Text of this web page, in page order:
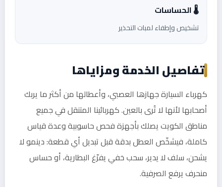
🌡️ الحساسات
تشخيص وإطفاء لمبات التحذير
تفاصيل الخدمة ومزاياها
كهرباء السيارة جهازها العصبي، وأعطالها من أكثر ما يربك
أصحابها لأنها لا تُرى بالعين. كهربائينا المتنقل في جميع
مناطق الكويت يصلك بأجهزة فحص حاسوبية وعدة قياس
كاملة، فيشخّص العطل بدقة قبل تبديل أي قطعة: دينمو لا
يشحن، سلف لا يدير، سحب خفي يفرّغ البطارية، أو حساس
منحرف يرفع الصرفية.